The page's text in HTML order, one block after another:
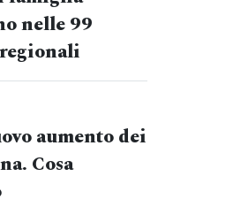
nelle 99
aumento dei
Cosa